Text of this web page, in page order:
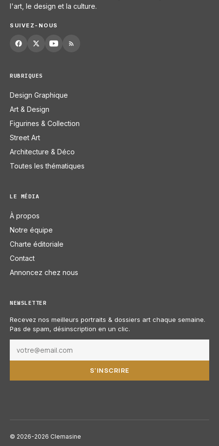
l'art, le design et la culture.
SUIVEZ-NOUS
RUBRIQUES
Design Graphique
Art & Design
Figurines & Collection
Street Art
Architecture & Déco
Toutes les thématiques
LE MÉDIA
À propos
Notre équipe
Charte éditoriale
Contact
Annoncez chez nous
NEWSLETTER
Recevez nos meilleurs portraits & dossiers art chaque semaine.
Pas de spam, désinscription en un clic.
S'INSCRIRE
© 2026-2026 Clemasine